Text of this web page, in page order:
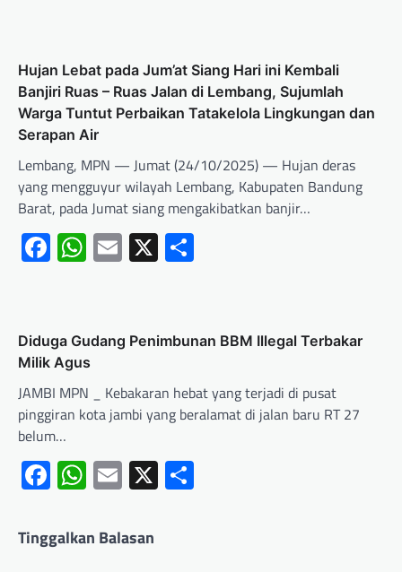
Hujan Lebat pada Jum’at Siang Hari ini Kembali
Banjiri Ruas – Ruas Jalan di Lembang, Sujumlah
Warga Tuntut Perbaikan Tatakelola Lingkungan dan
Serapan Air
Lembang, MPN — Jumat (24/10/2025) — Hujan deras
yang mengguyur wilayah Lembang, Kabupaten Bandung
Barat, pada Jumat siang mengakibatkan banjir…
Facebook
WhatsApp
Email
X
Diduga Gudang Penimbunan BBM Illegal Terbakar
Milik Agus
JAMBI MPN _ Kebakaran hebat yang terjadi di pusat
pinggiran kota jambi yang beralamat di jalan baru RT 27
belum…
Facebook
WhatsApp
Email
X
Tinggalkan Balasan